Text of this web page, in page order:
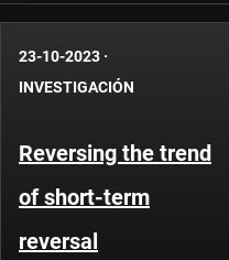
23-10-2023 ·
INVESTIGACIÓN
Reversing the trend
of short-term
reversal